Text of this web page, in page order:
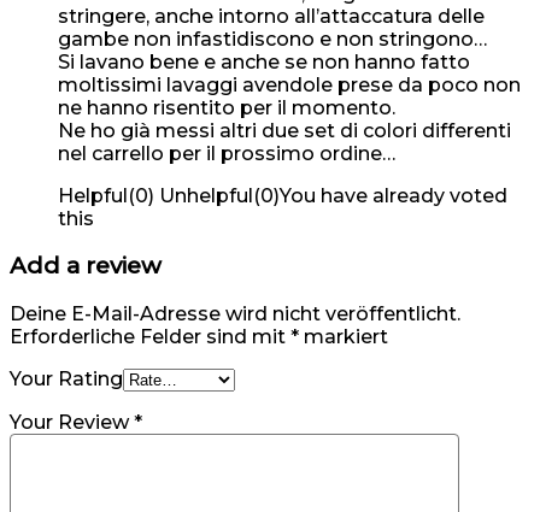
stringere, anche intorno all’attaccatura delle
gambe non infastidiscono e non stringono…
Si lavano bene e anche se non hanno fatto
moltissimi lavaggi avendole prese da poco non
ne hanno risentito per il momento.
Ne ho già messi altri due set di colori differenti
nel carrello per il prossimo ordine…
Helpful(0) Unhelpful(0)You have already voted
this
Add a review
Deine E-Mail-Adresse wird nicht veröffentlicht.
Erforderliche Felder sind mit * markiert
Your Rating
Your Review*